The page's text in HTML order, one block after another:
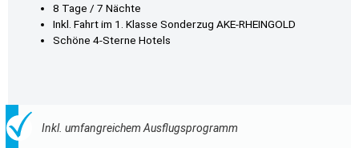
8 Tage / 7 Nächte
Inkl. Fahrt im 1. Klasse Sonderzug AKE-RHEINGOLD
Schöne 4-Sterne Hotels
Inkl. umfangreichem Ausflugsprogramm